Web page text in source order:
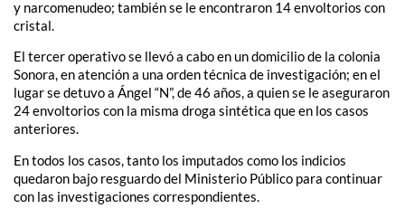
y narcomenudeo; también se le encontraron 14 envoltorios con
cristal.
El tercer operativo se llevó a cabo en un domicilio de la colonia
Sonora, en atención a una orden técnica de investigación; en el
lugar se detuvo a Ángel “N”, de 46 años, a quien se le aseguraron
24 envoltorios con la misma droga sintética que en los casos
anteriores.
En todos los casos, tanto los imputados como los indicios
quedaron bajo resguardo del Ministerio Público para continuar
con las investigaciones correspondientes.